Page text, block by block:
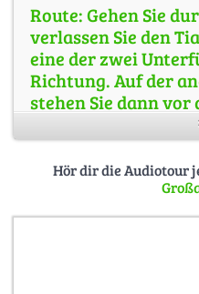
Route: Gehen Sie
verlassen Sie den
eine der zwei
Richtung. Auf der
stehen Sie dann vor
Hör dir die Audiotour